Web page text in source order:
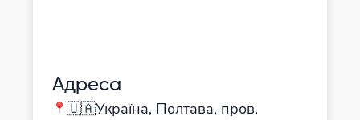
Адреса
🇺🇦Україна, Полтава, пров.